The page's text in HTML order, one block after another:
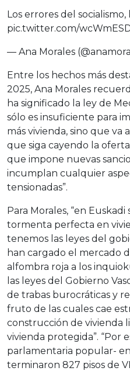
Los errores del socialismo,
pic.twitter.com/
— Ana Morales
Entre los hechos más
2025, Ana Morales
ha significado la ley de
sólo es insuficiente para
más vivienda, sino que va
que siga cayendo la
que impone nuevas
incumplan cualquier
tensionadas”.
Para Morales, “en
tormenta perfecta en
tenemos las leyes del
han cargado el mercado
alfombra roja a los
las leyes del Gobierno
de trabas burocráticas y
fruto de las cuales cae
construcción de vivienda
vivienda protegida”. “Por
parlamentaria popular-
terminaron 827 pisos de